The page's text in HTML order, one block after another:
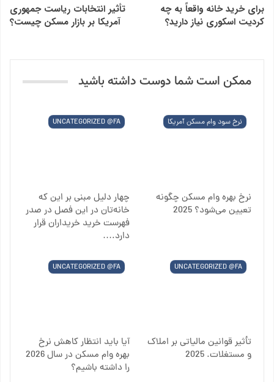
برای خرید خانه واقعاً به چه
کردیت اسکوری نیاز دارید؟
تأثیر انتخابات ریاست جمهوری
آمریکا بر بازار مسکن چیست؟
ممکن است شما دوست داشته باشید
نرخ سود وام مسکن آمریکا
نرخ‌ بهره وام مسکن چگونه
تعیین می‌شود؟ 2025
UNCATEGORIZED @FA
چهار دلیل مبنی بر این که
خانه‌تان در این فصل در صدر
فهرست خرید خریداران قرار
دارد.…
UNCATEGORIZED @FA
تأثیر قوانین مالیاتی بر املاک
و مستغلات. 2025
UNCATEGORIZED @FA
آیا باید انتظار کاهش نرخ
بهره وام مسکن در سال 2026
را داشته باشیم؟